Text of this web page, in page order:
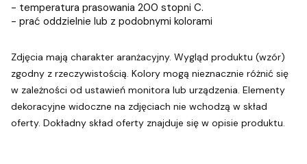
- temperatura prasowania 200 stopni C.
- prać oddzielnie lub z podobnymi kolorami
Zdjęcia mają charakter aranżacyjny. Wygląd produktu (wzór)
zgodny z rzeczywistością. Kolory mogą nieznacznie różnić się
w zależności od ustawień monitora lub urządzenia. Elementy
dekoracyjne widoczne na zdjęciach nie wchodzą w skład
oferty. Dokładny skład oferty znajduje się w opisie produktu.